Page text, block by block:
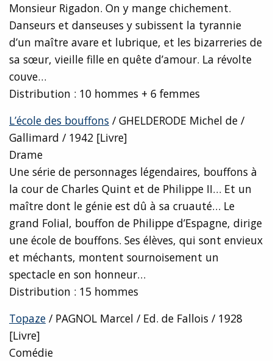
Monsieur Rigadon. On y mange chichement.
Danseurs et danseuses y subissent la tyrannie
d’un maître avare et lubrique, et les bizarreries de
sa sœur, vieille fille en quête d’amour. La révolte
couve…
Distribution : 10 hommes + 6 femmes
L’école des bouffons / GHELDERODE Michel de /
Gallimard / 1942 [Livre]
Drame
Une série de personnages légendaires, bouffons à
la cour de Charles Quint et de Philippe II… Et un
maître dont le génie est dû à sa cruauté… Le
grand Folial, bouffon de Philippe d’Espagne, dirige
une école de bouffons. Ses élèves, qui sont envieux
et méchants, montent sournoisement un
spectacle en son honneur…
Distribution : 15 hommes
Topaze / PAGNOL Marcel / Ed. de Fallois / 1928
[Livre]
Comédie